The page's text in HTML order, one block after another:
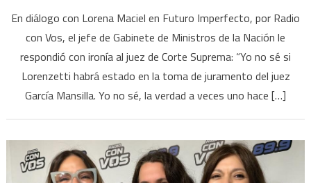
a
En diálogo con Lorena Maciel en Futuro Imperfecto, por Radio
con Vos, el jefe de Gabinete de Ministros de la Nación le
respondió con ironía al juez de Corte Suprema: “Yo no sé si
Lorenzetti habrá estado en la toma de juramento del juez
García Mansilla. Yo no sé, la verdad a veces uno hace […]